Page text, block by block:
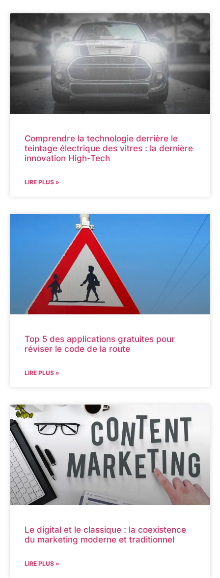
Comprendre la technologie derrière le
teintage électrique des vitres : la dernière
innovation High-Tech
LIRE PLUS »
Top 5 des applications gratuites pour
réviser le code de la route
LIRE PLUS »
Le digital et le classique : la coexistence
du marketing moderne et traditionnel
LIRE PLUS »